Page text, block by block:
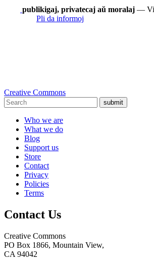
publikigaj, privatecaj aŭ moralaj — Vi
Pli da informoj
Creative Commons
submit
Who we are
What we do
Blog
Support us
Store
Contact
Privacy
Policies
Terms
Contact Us
Creative Commons
PO Box 1866, Mountain View,
CA 94042